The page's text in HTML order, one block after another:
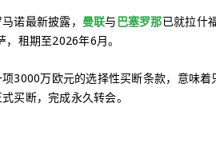
诺最新披露， 曼联与 巴塞罗那已就拉什
，租期至2026年6月。
3000万欧元的选择性买断条款，意味
买断，完成永久转会。